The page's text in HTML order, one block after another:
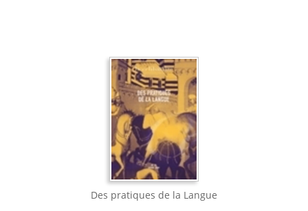
Des pratiques de la Langue